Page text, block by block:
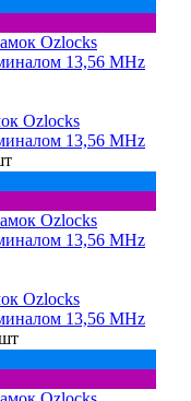
Ozlocks
13,56 MHz
Ozlocks
13,56 MHz